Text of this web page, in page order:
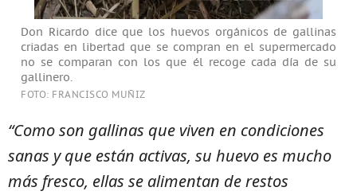
Don Ricardo dice que los huevos orgánicos de gallinas
criadas en libertad que se compran en el supermercado
no se comparan con los que él recoge cada día de su
gallinero.
FOTO: FRANCISCO MUÑIZ
“Como son gallinas que viven en condiciones
sanas y que están activas, su huevo es mucho
más fresco, ellas se alimentan de restos